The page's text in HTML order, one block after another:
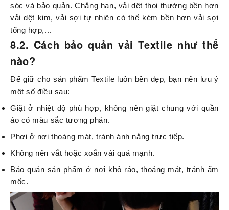
sóc và bảo quản. Chẳng hạn, vải dệt thoi thường bền hơn
vải dệt kim, vải sợi tự nhiên có thể kém bền hơn vải sợi
tổng hợp,...
8.2. Cách bảo quản vải Textile như thế
nào?
Để giữ cho sản phẩm Textile luôn bền đẹp, bạn nên lưu ý
một số điều sau:
Giặt ở nhiệt độ phù hợp, không nên giặt chung với quần
áo có màu sắc tương phản.
Phơi ở nơi thoáng mát, tránh ánh nắng trực tiếp.
Không nên vắt hoặc xoắn vải quá mạnh.
Bảo quản sản phẩm ở nơi khô ráo, thoáng mát, tránh ẩm
mốc.